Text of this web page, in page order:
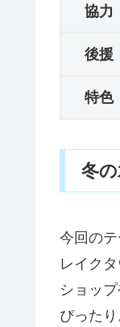
協力
後援
特色
冬
今回のテ
レイク
ショッ
ぴったり